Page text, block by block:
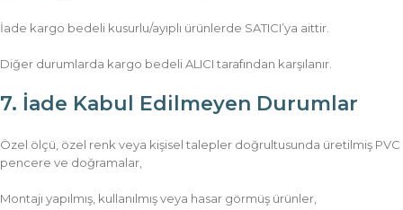
İade kargo bedeli kusurlu/ayıplı ürünlerde SATICI’ya aittir.
Diğer durumlarda kargo bedeli ALICI tarafından karşılanır.
7. İade Kabul Edilmeyen Durumlar
Özel ölçü, özel renk veya kişisel talepler doğrultusunda üretilmiş PVC
pencere ve doğramalar,
Montajı yapılmış, kullanılmış veya hasar görmüş ürünler,